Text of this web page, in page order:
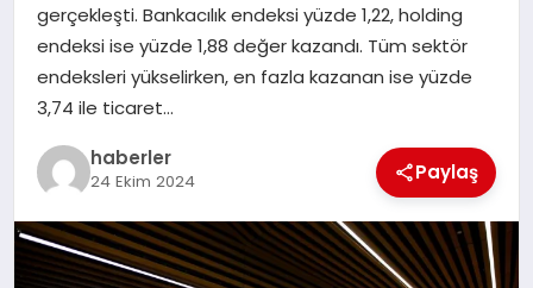
EĞITIM
gerçekleşti. Bankacılık endeksi yüzde 1,22, holding
endeksi ise yüzde 1,88 değer kazandı. Tüm sektör
endeksleri yükselirken, en fazla kazanan ise yüzde
3,74 ile ticaret…
haberler
24 Ekim 2024 Paylaş